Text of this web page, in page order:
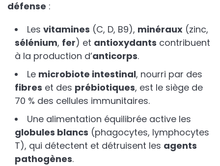
défense :
Les vitamines (C, D, B9), minéraux (zinc,
sélénium, fer) et antioxydants contribuent
à la production d’anticorps.
Le microbiote intestinal, nourri par des
fibres et des prébiotiques, est le siège de
70 % des cellules immunitaires.
Une alimentation équilibrée active les
globules blancs (phagocytes, lymphocytes
T), qui détectent et détruisent les agents
pathogènes.